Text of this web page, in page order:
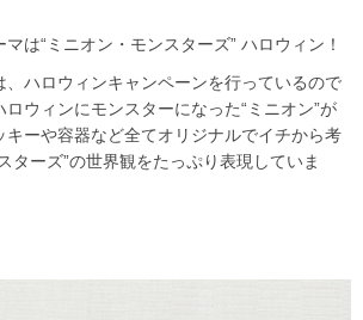
は“ミニオン・モンスターズ” ハロウィン！
、ハロウィンキャンペーンを行っているので
ウィンにモンスターになった“ミニオン”が
キーや容器など全てオリジナルでイチから考
ターズ”の世界観をたっぷり表現していま